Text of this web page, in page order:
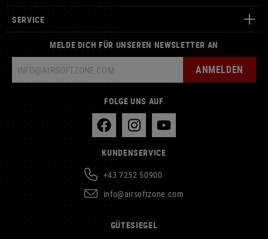
SERVICE
MELDE DICH FÜR UNSEREN NEWSLETTER AN
ANMELDEN
FOLGE UNS AUF
KUNDENSERVICE
+43 7252 50900
info@airsoftzone.com
GÜTESIEGEL